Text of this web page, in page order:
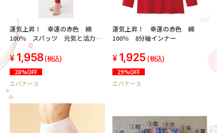
運気上昇！ 幸運の赤色 綿
100％ スパッツ 元気と活力
を！
1,958 (税込)
28%OFF
エバナース
運気上昇！ 幸運の赤色 綿
100％ 8分袖インナー
1,925 (税込)
29%OFF
エバナース